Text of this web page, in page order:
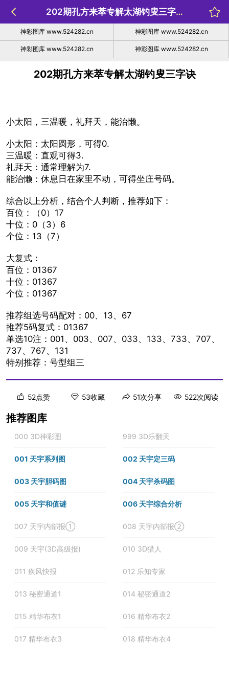
202期孔方来萃专解太湖钓叟三字诀
神彩图库 www.524282.cn 神彩图库 www.524282.cn
神彩图库 www.524282.cn 神彩图库 www.524282.cn
202期孔方来萃专解太湖钓叟三字诀
小太阳，三温暖，礼拜天，能治懒。
小太阳：太阳圆形，可得0.
三温暖：直观可得3.
礼拜天：通常理解为7.
能治懒：休息日在家里不动，可得坐庄号码。
综合以上分析，结合个人判断，推荐如下：
百位：（0）17
十位：0（3）6
个位：13（7）
大复式：
百位：01367
十位：01367
个位：01367
推荐组选号码配对：00、13、67
推荐5码复式：01367
单选10注：001、003、007、033、133、733、707、
737、767、131
特别推荐：号型组三
52点赞 53收藏 51次分享 522次阅读
推荐图库
000 3D神彩图 999 3D乐翻天
001 天宇系列图 002 天宇定三码
003 天宇胆码图 004 天宇杀码图
005 天宇和值谜 006 天宇综合分析
007 天宇内部报① 008 天宇内部报②
009 天宇(3D高级报) 010 3D猎人
011 疾风快报 012 乐知专家
013 秘密通道1 014 秘密通道2
015 精华布衣1 016 精华布衣2
017 精华布衣3 018 精华布衣4